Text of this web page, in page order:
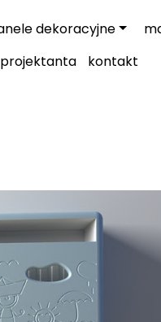
dekoracyjne
kontakt